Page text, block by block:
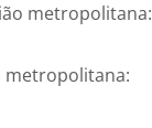
metropolitana:
metropolitana: